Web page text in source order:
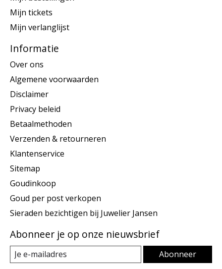
Mijn tickets
Mijn verlanglijst
Informatie
Over ons
Algemene voorwaarden
Disclaimer
Privacy beleid
Betaalmethoden
Verzenden & retourneren
Klantenservice
Sitemap
Goudinkoop
Goud per post verkopen
Sieraden bezichtigen bij Juwelier Jansen
Abonneer je op onze nieuwsbrief
Abonneer